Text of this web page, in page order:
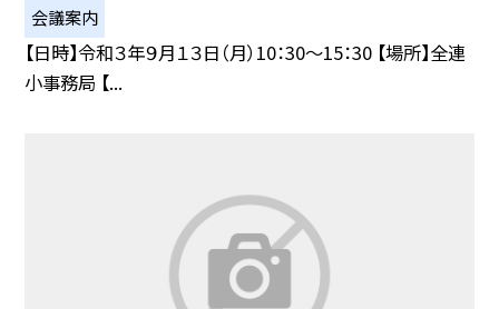
会議案内
【日時】令和３年９月１３日（月）10：30〜15：30 【場所】全連
小事務局 【...